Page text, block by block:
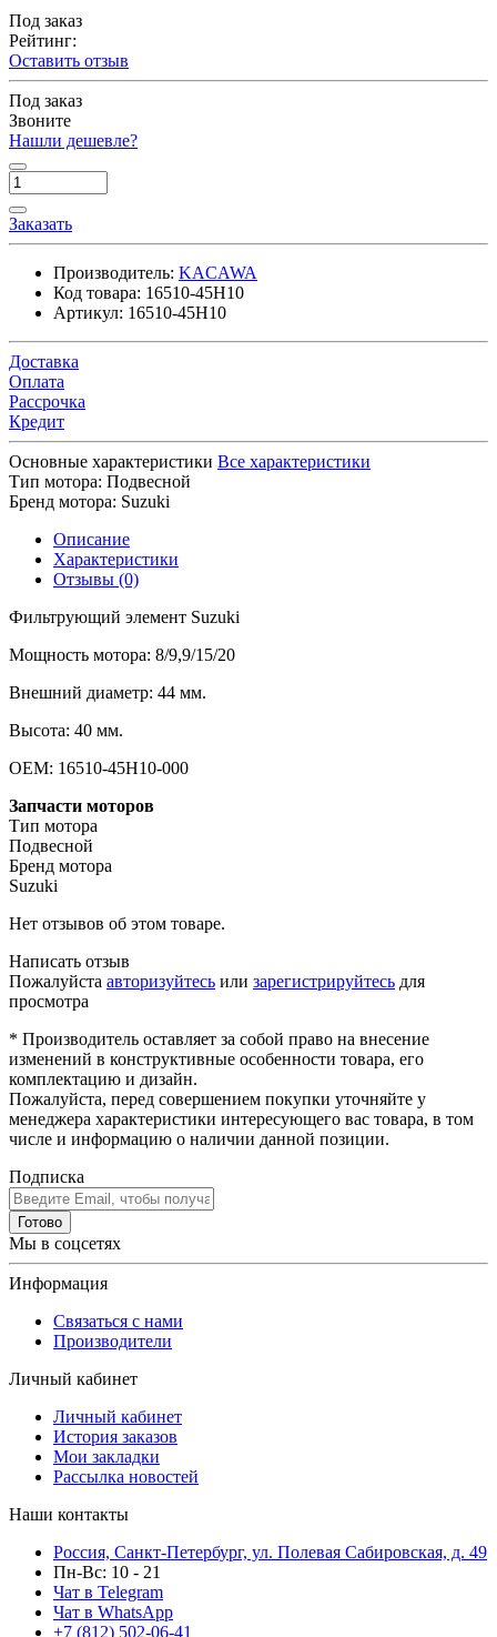
Под заказ
Рейтинг:
Оставить отзыв
Под заказ
Звоните
Нашли дешевле?
Заказать
Производитель: KACAWA
Код товара: 16510-45H10
Артикул: 16510-45H10
Доставка
Оплата
Рассрочка
Кредит
Основные характеристики Все характеристики
Тип мотора: Подвесной
Бренд мотора: Suzuki
Описание
Характеристики
Отзывы (0)
Фильтрующий элемент Suzuki
Мощность мотора: 8/9,9/15/20
Внешний диаметр: 44 мм.
Высота: 40 мм.
OEM: 16510-45H10-000
Запчасти моторов
Тип мотора
Подвесной
Бренд мотора
Suzuki
Нет отзывов об этом товаре.
Написать отзыв
Пожалуйста авторизуйтесь или зарегистрируйтесь для
просмотра
* Производитель оставляет за собой право на внесение
изменений в конструктивные особенности товара, его
комплектацию и дизайн.
Пожалуйста, перед совершением покупки уточняйте у
менеджера характеристики интересующего вас товара, в том
числе и информацию о наличии данной позиции.
Подписка
Готово
Мы в соцсетях
Информация
Связаться с нами
Производители
Личный кабинет
Личный кабинет
История заказов
Мои закладки
Рассылка новостей
Наши контакты
Россия, Санкт-Петербург, ул. Полевая Сабировская, д. 49
Пн-Вс: 10 - 21
Чат в Telegram
Чат в WhatsApp
+7 (812) 502-06-41